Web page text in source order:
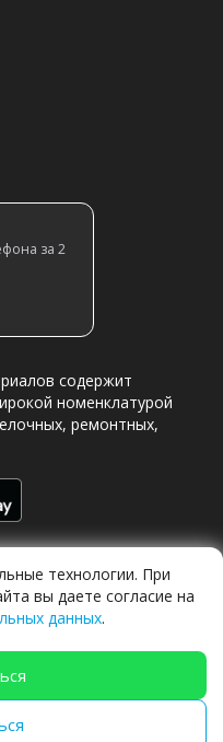
за 2
содержит
номенклатурой
ремонтных,
согласие на
Груша
технологии. При
вы даете согласие на
данных.